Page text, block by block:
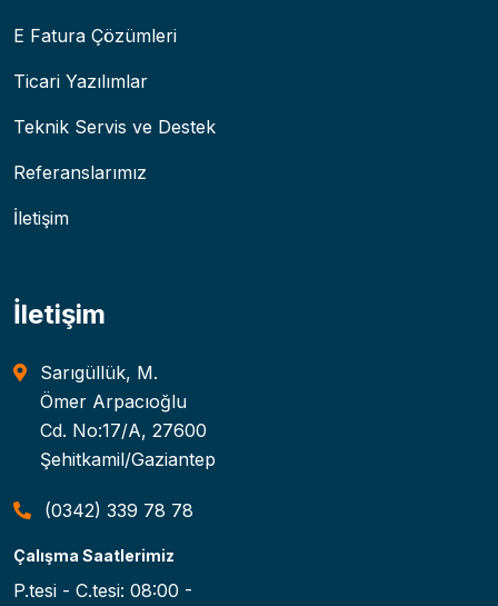
E Fatura Çözümleri
Ticari Yazılımlar
Teknik Servis ve Destek
Referanslarımız
İletişim
İletişim
Sarıgüllük, M.
Ömer Arpacıoğlu
Cd. No:17/A, 27600
Şehitkamil/Gaziantep
(0342) 339 78 78
Çalışma Saatlerimiz
P.tesi - C.tesi: 08:00 -